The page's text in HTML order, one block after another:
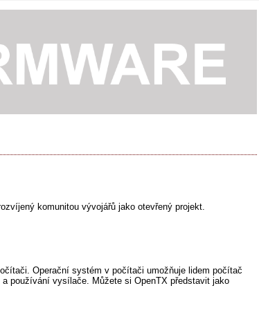
komunitou vývojářů jako otevřený projekt.
Operační systém v počítači umožňuje lidem počítač
používání vysílače. Můžete si OpenTX představit jako